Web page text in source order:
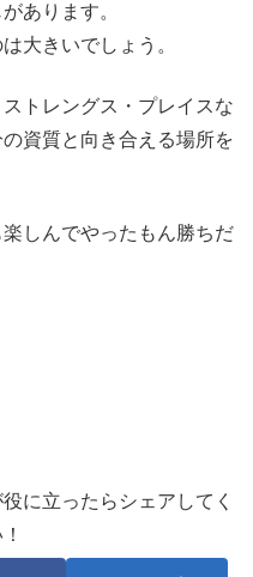
あります。
大きいでしょう。
トレングス・プレイスな
資質と向き合える場所を
しんでやったもん勝ちだ
に立ったらシェアしてく